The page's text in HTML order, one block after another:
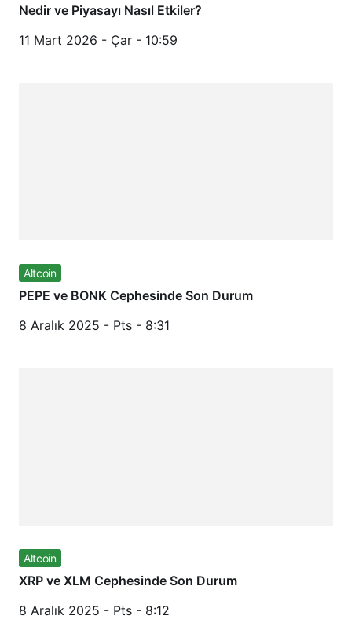
Nedir ve Piyasayı Nasıl Etkiler?
11 Mart 2026 - Çar - 10:59
Altcoin
PEPE ve BONK Cephesinde Son Durum
8 Aralık 2025 - Pts - 8:31
Altcoin
XRP ve XLM Cephesinde Son Durum
8 Aralık 2025 - Pts - 8:12